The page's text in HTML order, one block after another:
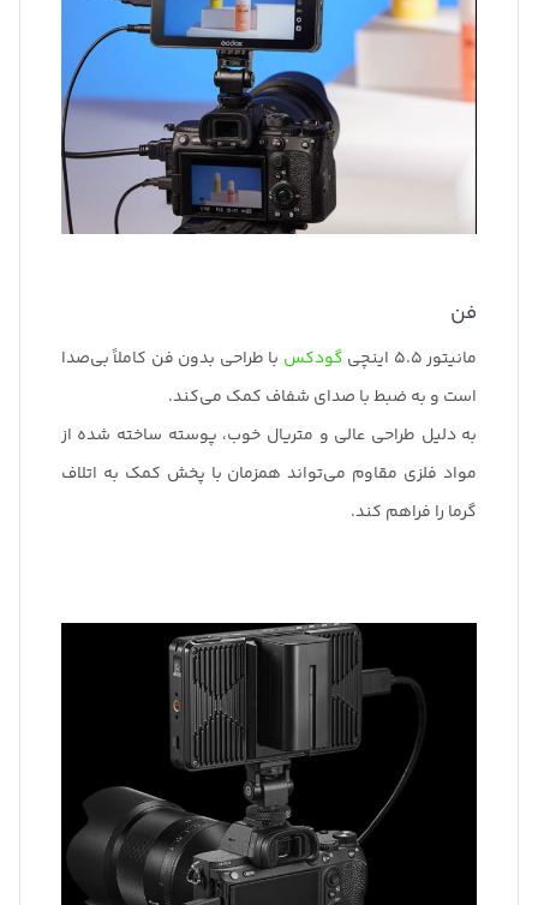
فن
مانیتور 5.5 اینچی گودکس با طراحی بدون فن کاملاً بی‌صدا
است و به ضبط با صدای شفاف کمک می‌کند.
به دلیل طراحی عالی و متریال خوب، پوسته ساخته شده از
مواد فلزی مقاوم می‌تواند همزمان با پخش کمک به اتلاف
گرما را فراهم کند.